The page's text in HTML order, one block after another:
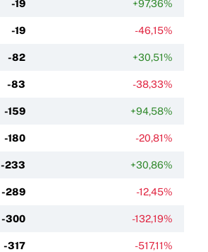
-19 +97,36%
-19 -46,15%
-82 +30,51%
-83 -38,33%
-159 +94,58%
-180 -20,81%
-233 +30,86%
-289 -12,45%
-300 -132,19%
-317 -517,11%